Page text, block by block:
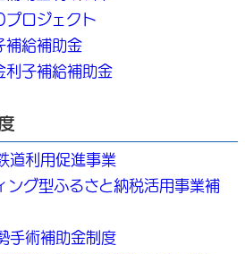
ロジェクト
補給補助金
子補給補助金
道利用促進事業
ング型ふるさと納税活用事業補
手術補助金制度